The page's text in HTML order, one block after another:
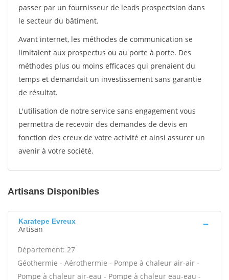
passer par un fournisseur de leads prospectsion dans
le secteur du bâtiment.
Avant internet, les méthodes de communication se
limitaient aux prospectus ou au porte à porte. Des
méthodes plus ou moins efficaces qui prenaient du
temps et demandait un investissement sans garantie
de résultat.
L'utilisation de notre service sans engagement vous
permettra de recevoir des demandes de devis en
fonction des creux de votre activité et ainsi assurer un
avenir à votre société.
Artisans Disponibles
Karatepe Evreux
Artisan
Département: 27
Géothermie - Aérothermie - Pompe à chaleur air-air -
Pompe à chaleur air-eau - Pompe à chaleur eau-eau -